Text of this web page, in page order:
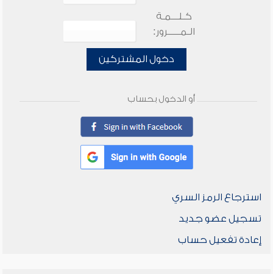
كـلـــمـة
الـمـــــرور:
دخول المشتركين
أو الدخول بحساب
استرجاع الرمز السري
تسجيل عضو جديد
إعادة تفعيل حساب